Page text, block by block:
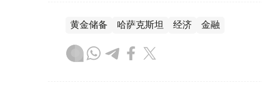
黄金储备 哈萨克斯坦 经济 金融